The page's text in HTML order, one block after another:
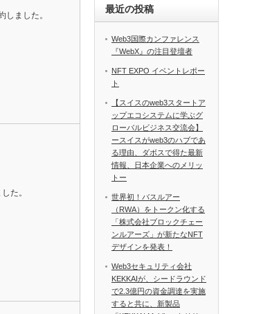
ました。
た。
最近の投稿
Web3国際カンファレンス
『WebX』の注目登壇者
NFT EXPO イベントレポー
ト
【スイスのweb3スタートア
ップエコシステムに学ぶグ
ローバルビジネス交流会】
ースイスがweb3のハブであ
る理由、ダボスで得た最新
情報、日本企業へのメリッ
トー
世界初！バスルアー
（RWA）をトークン化する
「株式会社ブロックチェー
ンルアーズ」が新たなNFT
デザインを発表！
Web3セキュリティ会社
KEKKAIが、シードラウンド
で2.3億円の資金調達を実施
すると共に、新製品